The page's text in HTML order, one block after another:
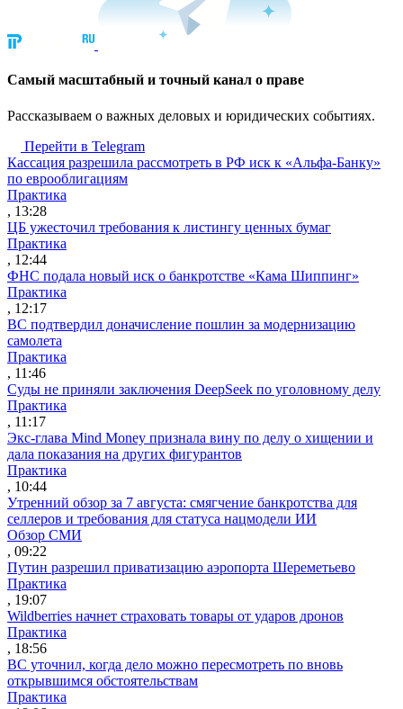
Cамый масштабный и точный канал о праве
Рассказываем о важных деловых и юридических событиях.
Перейти в Telegram
Кассация разрешила рассмотреть в РФ иск к «Альфа-Банку»
по еврооблигациям
Практика
, 13:28
ЦБ ужесточил требования к листингу ценных бумаг
Практика
, 12:44
ФНС подала новый иск о банкротстве «Кама Шиппинг»
Практика
, 12:17
ВС подтвердил доначисление пошлин за модернизацию
самолета
Практика
, 11:46
Суды не приняли заключения DeepSeek по уголовному делу
Практика
, 11:17
Экс-глава Mind Money признала вину по делу о хищении и
дала показания на других фигурантов
Практика
, 10:44
Утренний обзор за 7 августа: смягчение банкротства для
селлеров и требования для статуса нацмодели ИИ
Обзор СМИ
, 09:22
Путин разрешил приватизацию аэропорта Шереметьево
Практика
, 19:07
Wildberries начнет страховать товары от ударов дронов
Практика
, 18:56
ВС уточнил, когда дело можно пересмотреть по вновь
открывшимся обстоятельствам
Практика